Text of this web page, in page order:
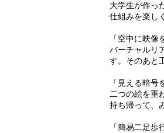
大学生が作っ
仕組みを楽し
「空中に映像
バーチャルリ
す。そのあと
「見える暗号
二つの絵を重
持ち帰って、
「簡易二足歩